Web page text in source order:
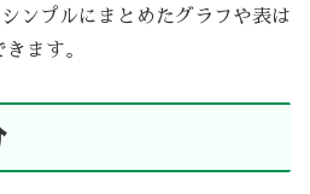
ンプルにまとめたグラフや表は
ます。